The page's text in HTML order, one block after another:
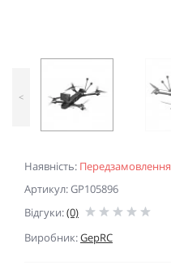
Наявність: Передзамовлення
Артикул: GP105896
Відгуки:(0)
Виробник:GepRC
<